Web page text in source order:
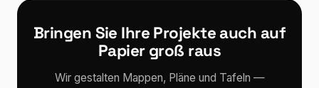
Bringen Sie Ihre Projekte auch auf
Papier groß raus
Wir gestalten Mappen, Pläne und Tafeln —